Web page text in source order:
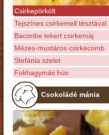
Csirkepörkölt
Tejszínes csirkemell tésztával
Baconbe tekert csirkemáj
Mézes-mustáros csirkecomb
Stefánia szelet
Fokhagymás hús
Csokoládé mánia